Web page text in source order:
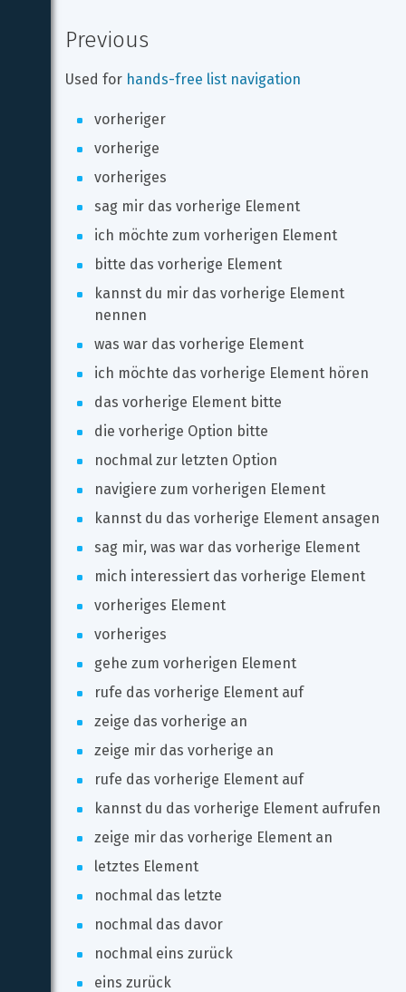
Previous
Used for hands-free list navigation
vorheriger
vorherige
vorheriges
sag mir das vorherige Element
ich möchte zum vorherigen Element
bitte das vorherige Element
kannst du mir das vorherige Element
nennen
was war das vorherige Element
ich möchte das vorherige Element hören
das vorherige Element bitte
die vorherige Option bitte
nochmal zur letzten Option
navigiere zum vorherigen Element
kannst du das vorherige Element ansagen
sag mir, was war das vorherige Element
mich interessiert das vorherige Element
vorheriges Element
vorheriges
gehe zum vorherigen Element
rufe das vorherige Element auf
zeige das vorherige an
zeige mir das vorherige an
rufe das vorherige Element auf
kannst du das vorherige Element aufrufen
zeige mir das vorherige Element an
letztes Element
nochmal das letzte
nochmal das davor
nochmal eins zurück
eins zurück